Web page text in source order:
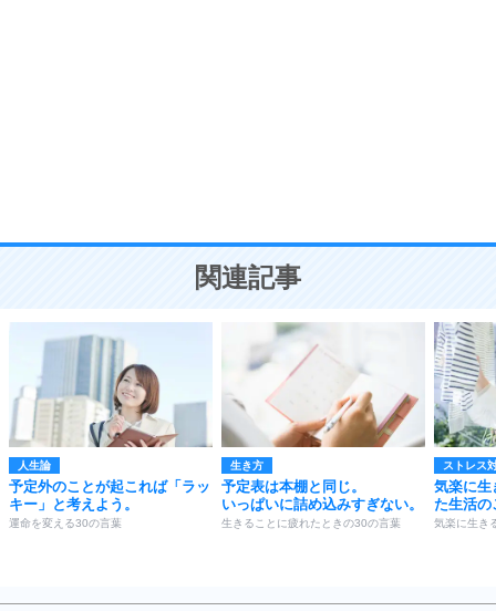
ことが大切。
関連記事
人生論
予定外のことが起これば「ラッ
キー」と考えよう。
運命を変える30の言葉
生き方
予定表は本棚と同じ。
いっぱいに詰め込みすぎない。
生きることに疲れたときの30の言葉
ストレス
気楽に生
た生活の
気楽に生き